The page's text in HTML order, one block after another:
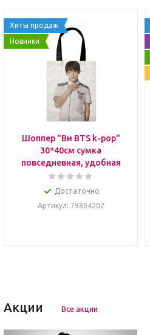
Хиты продаж
Новинки
Шоппер "Ви BTS k-pop"
30*40см сумка
повседневная, удобная
Достаточно
Артикул: 79804202
Акции Все акции